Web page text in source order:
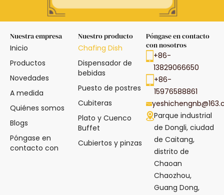
Nuestra empresa
Inicio
Productos
Novedades
A medida
Quiénes somos
Blogs
Póngase en
contacto con
Nuestro producto
Chafing Dish
Dispensador de
bebidas
Puesto de postres
Cubiteras
Plato y Cuenco
Buffet
Cubiertos y pinzas
Póngase en contacto
con nosotros
+86-
13829066650
+86-
15976588861
Parque industrial
de Dongli, ciudad
de Caitang,
distrito de
Chaoan
Chaozhou,
Guang Dong,